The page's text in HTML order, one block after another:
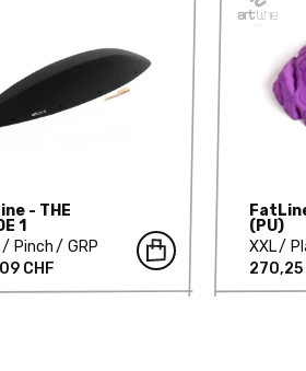
- THE
1
Pinch
GRP
CHF
(PU)
XXL
270,25